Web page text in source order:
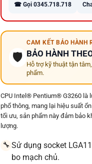
🖥️ Hỗ trợ nhiều dòng:
Intel Xeon Workstation
AMD Ryzen 3 / 5 / 7 / 9
AMD Threadripper hiệu
🚀 Tăng tốc xử lý công
🛡️ Hỗ trợ kiểm tra tương
trước khi nâng cấp miễn
🔧 Test nhiệt độ, hiệu năng
trước khi bàn giao khách
✅ Cam kết hàng chính
☎ Gọi 0345.718.718
🛡️
CAM KẾT BẢO HÀNH
BẢO HÀNH
Hỗ trợ kỹ thuật tận
phẩm.
CPU Intel® Pentium® G3260 là
phổ thông, mang lại hiệu suất
tối ưu, sản phẩm này đảm bảo
lượng.
🔧 Sử dụng socket
bo mạch chủ.